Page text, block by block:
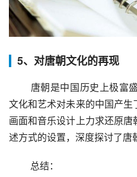
5、对唐朝文化的再现
文化和艺术对未来的中国产
画面和音乐设计上力求还原
述方式的设置，深度探讨了唐
总结：